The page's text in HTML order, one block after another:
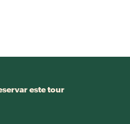
este tour